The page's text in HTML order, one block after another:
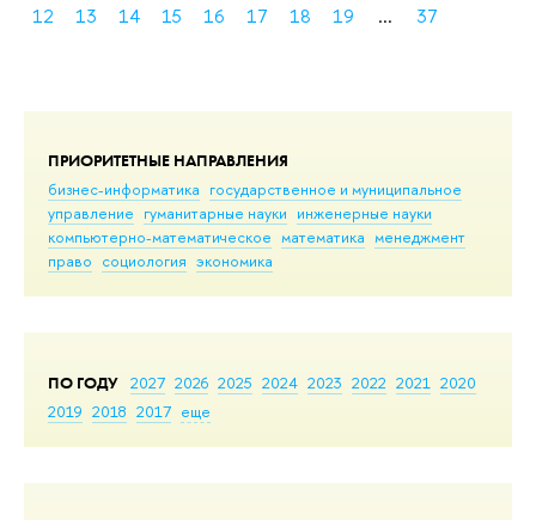
ПРИОРИТЕТНЫЕ НАПРАВЛЕНИЯ
бизнес-информатика государственное и муниципальное
управление гуманитарные науки инженерные науки
компьютерно-математическое математика менеджмент
право социология экономика
ПО ГОДУ 2027 2026 2025 2024 2023 2022 2021 2020
2019 2018 2017 еще
12
13 14 15 16 17 18 19 ... 37